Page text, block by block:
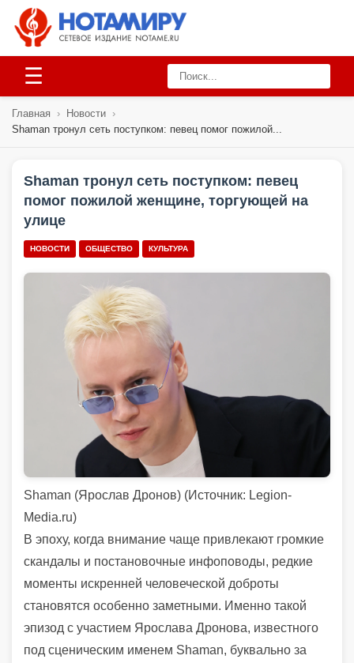
☰
Главная › Новости ›
Shaman тронул сеть поступком: певец помог пожилой...
Shaman тронул сеть поступком: певец
помог пожилой женщине, торгующей на
улице
НОВОСТИ ОБЩЕСТВО КУЛЬТУРА
Shaman (Ярослав Дронов) (Источник: Legion-
Media.ru)
В эпоху, когда внимание чаще привлекают громкие
скандалы и постановочные инфоповоды, редкие
моменты искренней человеческой доброты
становятся особенно заметными. Именно такой
эпизод с участием Ярослава Дронова, известного
под сценическим именем Shaman, буквально за